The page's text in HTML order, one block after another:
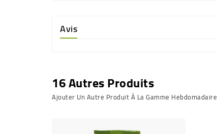
Avis
16 Autres Produits
Ajouter Un Autre Produit À La Gamme Hebdomadaire